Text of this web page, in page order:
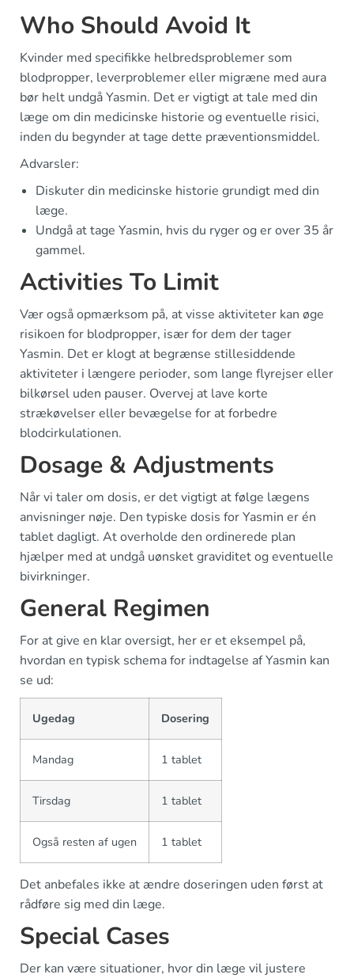
Who Should Avoid It
Kvinder med specifikke helbredsproblemer som
blodpropper, leverproblemer eller migræne med aura
bør helt undgå Yasmin. Det er vigtigt at tale med din
læge om din medicinske historie og eventuelle risici,
inden du begynder at tage dette præventionsmiddel.
Advarsler:
Diskuter din medicinske historie grundigt med din
læge.
Undgå at tage Yasmin, hvis du ryger og er over 35 år
gammel.
Activities To Limit
Vær også opmærksom på, at visse aktiviteter kan øge
risikoen for blodpropper, især for dem der tager
Yasmin. Det er klogt at begrænse stillesiddende
aktiviteter i længere perioder, som lange flyrejser eller
bilkørsel uden pauser. Overvej at lave korte
strækøvelser eller bevægelse for at forbedre
blodcirkulationen.
Dosage & Adjustments
Når vi taler om dosis, er det vigtigt at følge lægens
anvisninger nøje. Den typiske dosis for Yasmin er én
tablet dagligt. At overholde den ordinerede plan
hjælper med at undgå uønsket graviditet og eventuelle
bivirkninger.
General Regimen
For at give en klar oversigt, her er et eksempel på,
hvordan en typisk schema for indtagelse af Yasmin kan
se ud:
Ugedag Dosering
Mandag 1 tablet
Tirsdag 1 tablet
Også resten af ugen 1 tablet
Det anbefales ikke at ændre doseringen uden først at
rådføre sig med din læge.
Special Cases
Der kan være situationer, hvor din læge vil justere